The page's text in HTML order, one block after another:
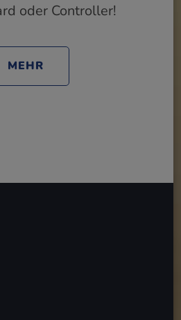
oder Controller!
MEHR